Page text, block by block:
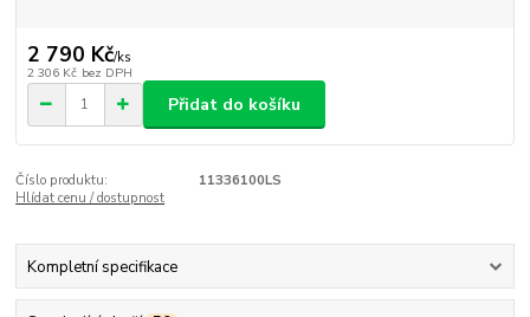
2 790 Kč/ks
2 306 Kč bez DPH
Přidat do košíku
Číslo produktu:
11336100LS
Hlídat cenu / dostupnost
Kompletní specifikace